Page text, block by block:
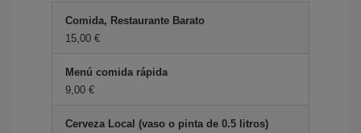
Comida, Restaurante Barato
15,00 €
Menú comida rápida
9,00 €
Cerveza Local (vaso o pinta de 0.5 litros)